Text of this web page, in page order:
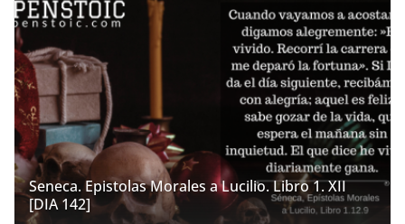
Seneca. Epistolas Morales a Lucilio. Libro 1. XII
[DIA 142]